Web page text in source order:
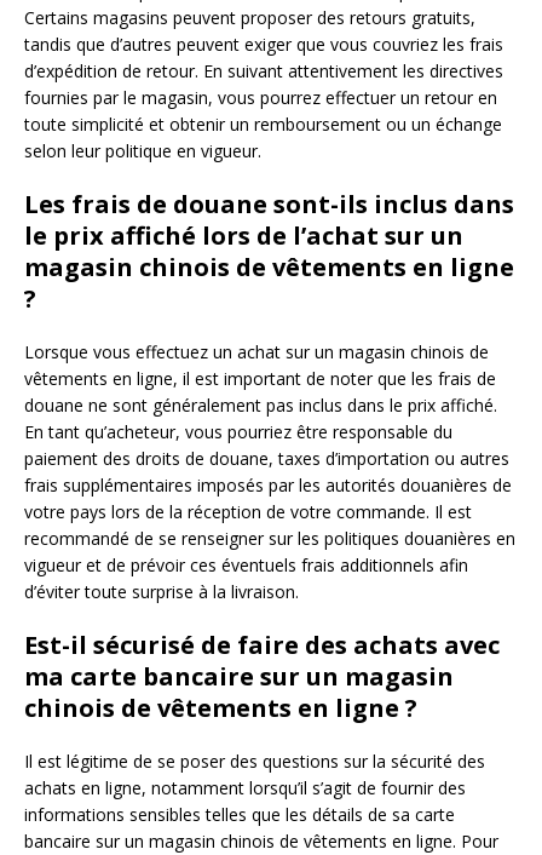
Certains magasins peuvent proposer des retours gratuits,
tandis que d’autres peuvent exiger que vous couvriez les frais
d’expédition de retour. En suivant attentivement les directives
fournies par le magasin, vous pourrez effectuer un retour en
toute simplicité et obtenir un remboursement ou un échange
selon leur politique en vigueur.
Les frais de douane sont-ils inclus dans
le prix affiché lors de l’achat sur un
magasin chinois de vêtements en ligne
?
Lorsque vous effectuez un achat sur un magasin chinois de
vêtements en ligne, il est important de noter que les frais de
douane ne sont généralement pas inclus dans le prix affiché.
En tant qu’acheteur, vous pourriez être responsable du
paiement des droits de douane, taxes d’importation ou autres
frais supplémentaires imposés par les autorités douanières de
votre pays lors de la réception de votre commande. Il est
recommandé de se renseigner sur les politiques douanières en
vigueur et de prévoir ces éventuels frais additionnels afin
d’éviter toute surprise à la livraison.
Est-il sécurisé de faire des achats avec
ma carte bancaire sur un magasin
chinois de vêtements en ligne ?
Il est légitime de se poser des questions sur la sécurité des
achats en ligne, notamment lorsqu’il s’agit de fournir des
informations sensibles telles que les détails de sa carte
bancaire sur un magasin chinois de vêtements en ligne. Pour